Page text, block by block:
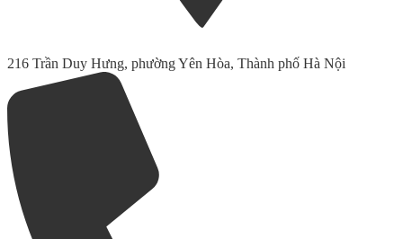
216 Trần Duy Hưng, phường Yên Hòa, Thành phố Hà Nội